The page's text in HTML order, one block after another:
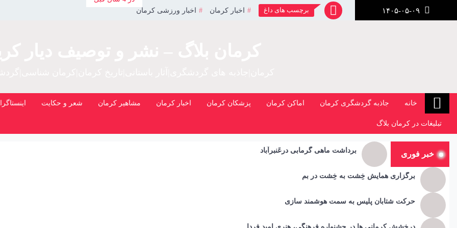
برچسب های داغ اخبار کرمان اخبار ورزشی کرمان
خانه جاذبه گردشگری کرمان اماکن کرمان پزشکان کرمان اخبار کرمان مشاهیر کرمان شعر و حکایت
تبلیغات در کرمان بلاگ
خبر فوری برداشت ماهی گرمابی درعَنبرآباد
برگزاری همایش خِشت به خِشت در بم
حرکت شتابان پلیس به سمت هوشمند سازی